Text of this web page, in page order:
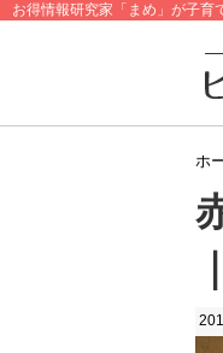
お得情報研究家「まめ」が子育
ホ